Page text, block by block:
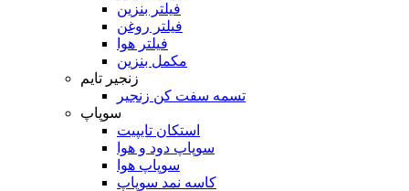
فیلتر بنزین
فیلتر روغن
فیلتر هوا
مکمل بنزین
زنجیر تایم
تسمه سفت کن زنجیر
سوپاپ
استکان تایپیت
سوپاپ دود و هوا
سوپاپ هوا
کاسه نمد سوپاپ